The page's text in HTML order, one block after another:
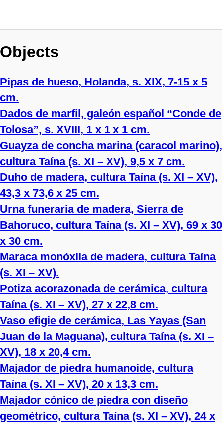
Objects
Pipas de hueso, Holanda, s. XIX, 7-15 x 5
cm.
Dados de marfil, galeón español “Conde de
Tolosa”, s. XVIII, 1 x 1 x 1 cm.
Guayza de concha marina (caracol marino),
cultura Taína (s. XI – XV), 9,5 x 7 cm.
Duho de madera, cultura Taína (s. XI – XV),
43,3 x 73,6 x 25 cm.
Urna funeraria de madera, Sierra de
Bahoruco, cultura Taína (s. XI – XV), 69 x 30
x 30 cm.
Maraca monóxila de madera, cultura Taína
(s. XI – XV).
Potiza acorazonada de cerámica, cultura
Taína (s. XI – XV), 27 x 22,8 cm.
Vaso efigie de cerámica, Las Yayas (San
Juan de la Maguana), cultura Taína (s. XI –
XV), 18 x 20,4 cm.
Majador de piedra humanoide, cultura
Taína (s. XI – XV), 20 x 13,3 cm.
Majador cónico de piedra con diseño
geométrico, cultura Taína (s. XI – XV), 24 x